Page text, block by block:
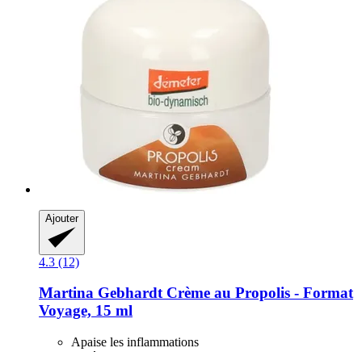
Ajouter
4.3 (12)
Martina GebhardtCrème au Propolis -​ Format
Voyage, 15 ml
Apaise les inflammations